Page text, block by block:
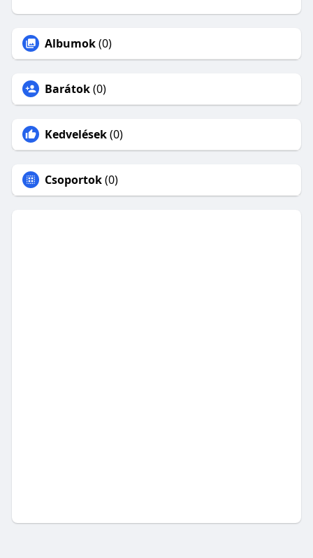
Albumok(0)
Barátok(0)
Kedvelések(0)
Csoportok(0)